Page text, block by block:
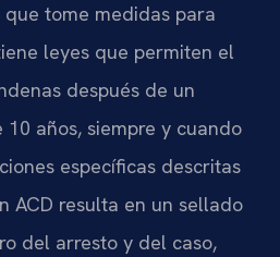
tome medidas para
leyes que permiten el
después de un
años, siempre y cuando
específicas descritas
ACD resulta en un sellado
del arresto y del caso,